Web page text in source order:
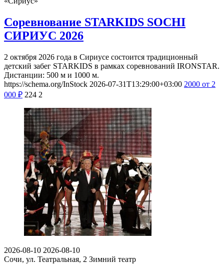
Соревнование STARKIDS SOCHI
СИРИУС 2026
2 октября 2026 года в Сириусе состоится традиционный
детский забег STARKIDS в рамках соревнований IRONSTAR.
Дистанции: 500 м и 1000 м.
https://schema.org/InStock 2026-07-31T13:29:00+03:00 2000 от 2
000 ₽ 224 2
2026-08-10 2026-08-10
Сочи, ул. Театральная, 2 Зимний театр